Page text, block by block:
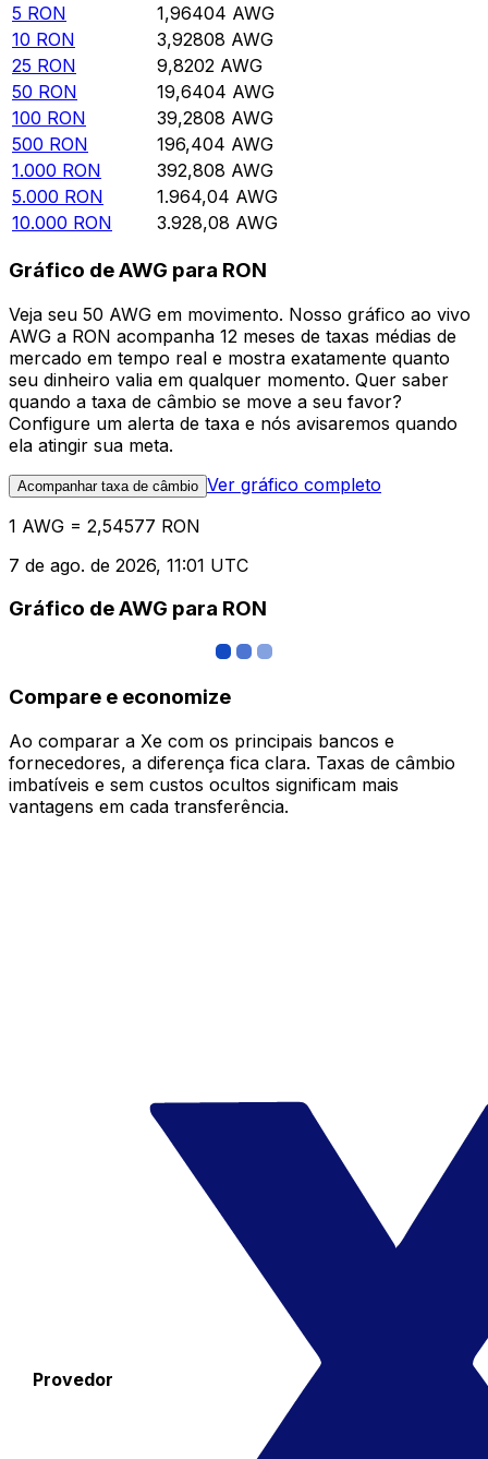
5 RON 1,96404 AWG
10 RON 3,92808 AWG
25 RON 9,8202 AWG
50 RON 19,6404 AWG
100 RON 39,2808 AWG
500 RON 196,404 AWG
1.000 RON 392,808 AWG
5.000 RON 1.964,04 AWG
10.000 RON 3.928,08 AWG
Gráfico de AWG para RON
Veja seu 50 AWG em movimento. Nosso gráfico ao vivo
AWG a RON acompanha 12 meses de taxas médias de
mercado em tempo real e mostra exatamente quanto
seu dinheiro valia em qualquer momento. Quer saber
quando a taxa de câmbio se move a seu favor?
Configure um alerta de taxa e nós avisaremos quando
ela atingir sua meta.
Acompanhar taxa de câmbio Ver gráfico completo
1 AWG = 2,54577 RON
7 de ago. de 2026, 11:01 UTC
Gráfico de AWG para RON
Compare e economize
Ao comparar a Xe com os principais bancos e
fornecedores, a diferença fica clara. Taxas de câmbio
imbatíveis e sem custos ocultos significam mais
vantagens em cada transferência.
Provedor